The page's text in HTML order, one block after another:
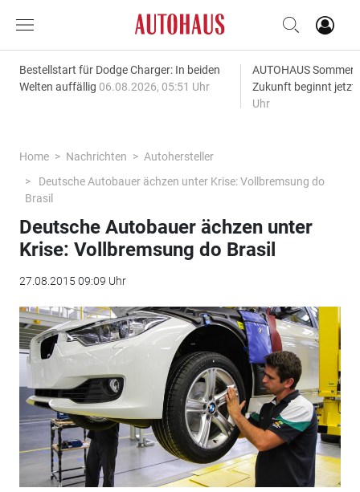
Bestellstart für Dodge Charger: In beiden
Welten auffällig 06.08.2026, 05:51 Uhr
AUTOHAUS
Zukunft beginnt jetzt
Uhr
Home Nachrichten
Autohersteller
Deutsche Autobauer ächzen unter Krise: Vollbremsung do
Brasil
Deutsche Autobauer ächzen unter
Krise: Vollbremsung do Brasil
27.08.2015 09:09 Uhr